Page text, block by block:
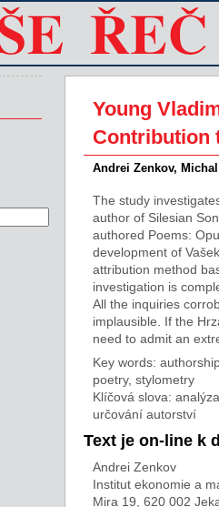
Young
Contribution
Andrei Zenkov,
The study
author of Silesian
authored Poems:
development of
attribution method
investigation is
All the inquiries
implausible. If the
need to admit an
Key words:
poetry, stylometry
Klíčová slova:
určování autorství
Text je on-line k
Andrei Zenkov
Institut ekonomie a
Mira 19, 620 002